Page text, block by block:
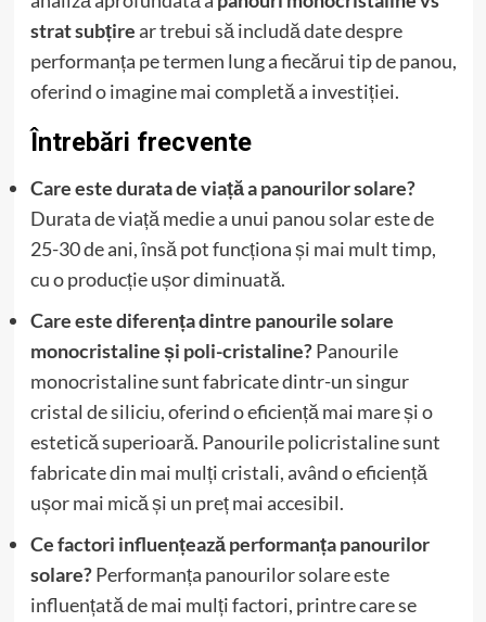
strat subțirear trebui să includă date despre
performanța pe termen lung a fiecărui tip de panou,
oferind o imagine mai completă a investiției.
Întrebări frecvente
Care este durata de viață a panourilor solare?
Durata de viață medie a unui panou solar este de
25-30 de ani, însă pot funcționa și mai mult timp,
cu o producție ușor diminuată.
Care este diferența dintre panourile solare
monocristaline și poli-cristaline?Panourile
monocristaline sunt fabricate dintr-un singur
cristal de siliciu, oferind o eficiență mai mare și o
estetică superioară. Panourile policristaline sunt
fabricate din mai mulți cristali, având o eficiență
ușor mai mică și un preț mai accesibil.
Ce factori influențează performanța panourilor
solare?Performanța panourilor solare este
influențată de mai mulți factori, printre care se